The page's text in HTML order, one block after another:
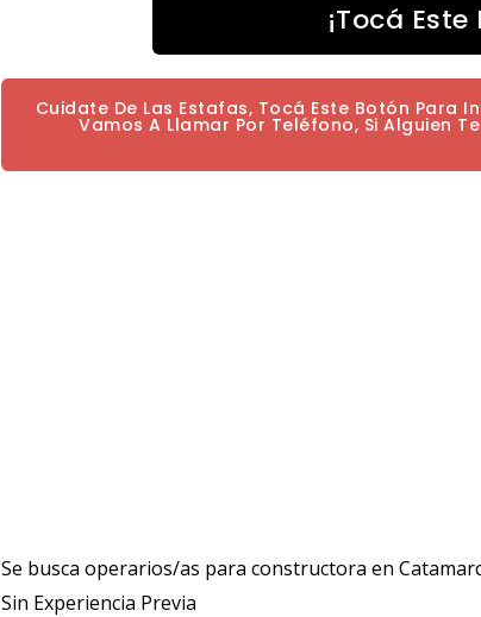
¡Tocá
Cuidate De Las Estafas, Tocá Este Botón Para
Vamos A Llamar Por Teléfono, Si Alguien
Se busca operarios/as para constructora en
Sin Experiencia Previa